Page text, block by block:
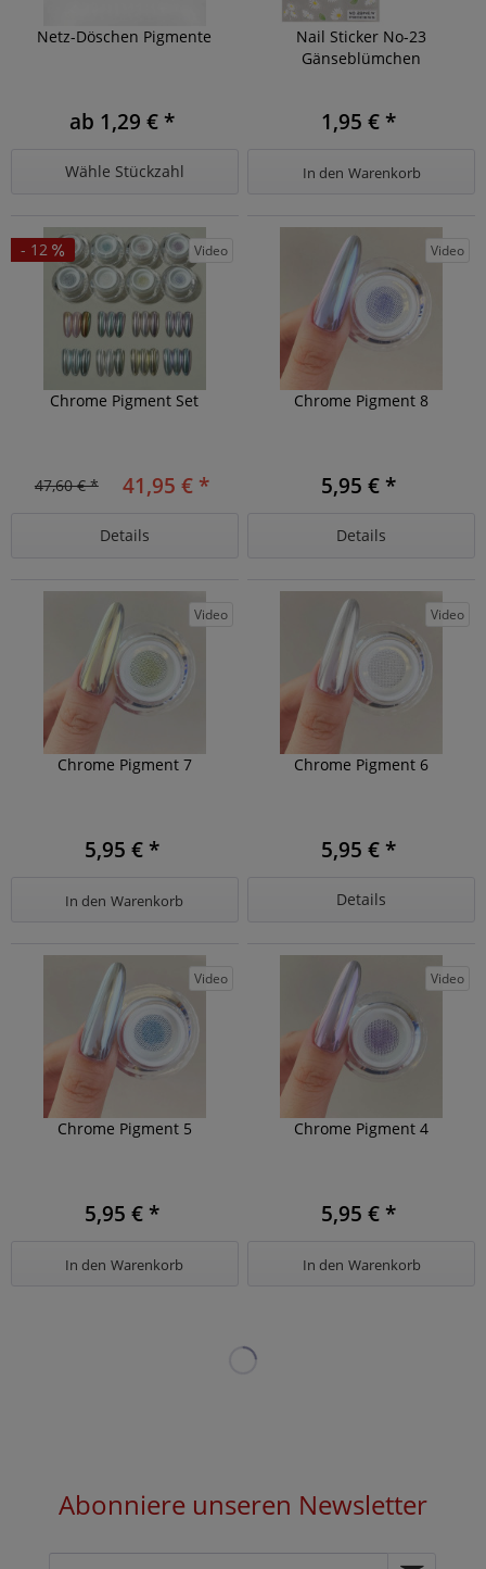
Netz-Döschen Pigmente
ab 1,29 € *
Wähle Stückzahl
Nail Sticker No-23
Gänseblümchen
1,95 € *
In den Warenkorb
- 12 Video
Chrome Pigment Set
47,60 € * 41,95 € *
Details
Video
Chrome Pigment 8
5,95 € *
Details
Video
Chrome Pigment 7
5,95 € *
In den Warenkorb
Video
Chrome Pigment 6
5,95 € *
Details
Video
Chrome Pigment 5
5,95 € *
In den Warenkorb
Video
Chrome Pigment 4
5,95 € *
In den Warenkorb
Abonniere unseren Newsletter